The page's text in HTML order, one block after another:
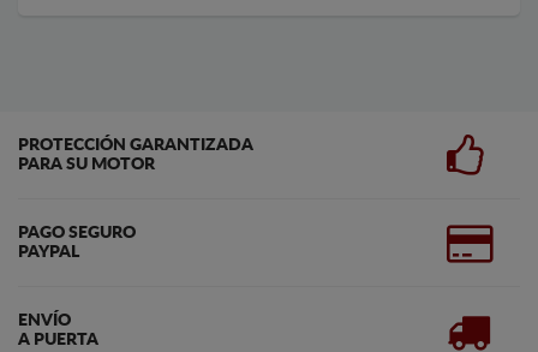
PROTECCIÓN GARANTIZADA
PARA SU MOTOR
PAGO SEGURO
PAYPAL
ENVÍO
A PUERTA